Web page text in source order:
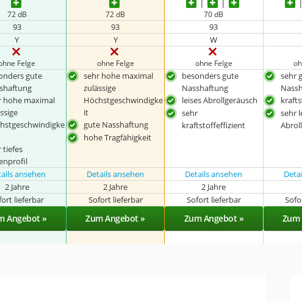
72 dB 72 dB 70 dB
93 93 93
Y Y W
Felge ohne Felge ohne Felge
gute
hohe maximal
tiefes
sehr hohe maximal
zulässige
Höchstgeschwindigke
it
gute Nasshaftung
hohe Tragfähigkeit
besonders gute
Nasshaftung
leises Abrollgeräusch
sehr
kraftstoffeffizient
sehr
sehr
ansehen Details ansehen Details ansehen
2 Jahre 2 Jahre 2 Jahre
lieferbar Sofort lieferbar Sofort lieferbar
Angebot » Zum Angebot » Zum Angebot » Zum